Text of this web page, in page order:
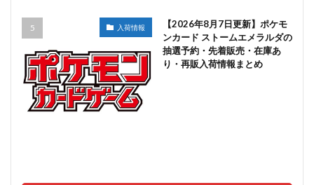
入荷情報
【2026年8月7日更新】ポケモ
ンカード ストームエメラルダの
抽選予約・先着販売・在庫あ
り・再販入荷情報まとめ